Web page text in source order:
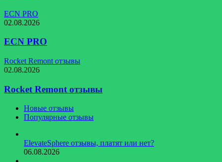
ECN PRO
02.08.2026
ECN PRO
Rocket Remont отзывы
02.08.2026
Rocket Remont отзывы
Новые отзывы
Популярные отзывы
ElevateSphere отзывы, платят или нет?
06.08.2026